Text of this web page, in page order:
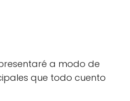
a modo de
que todo cuento